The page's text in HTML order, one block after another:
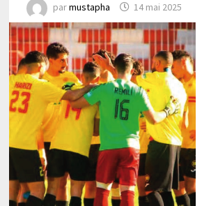
parmustapha 14 mai 2025